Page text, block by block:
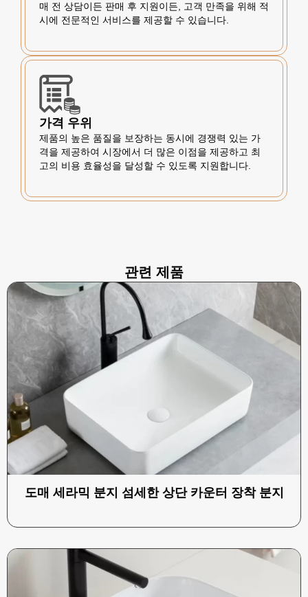
매 전 상담이든 판매 후 지원이든, 고객 만족을 위해 적
시에 전문적인 서비스를 제공할 수 있습니다.
가격 우위
제품의 높은 품질을 보장하는 동시에 경쟁력 있는 가
격을 제공하여 시장에서 더 많은 이점을 제공하고 최
고의 비용 효율성을 달성할 수 있도록 지원합니다.
관련 제품
도매 세라믹 분지 섬세한 상단 카운터 장착 분지